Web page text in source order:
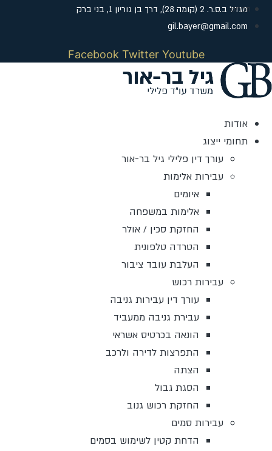
דלג
לתוכן
מגדל ב.ס.ר. 2 (קומה 28), דרך בן גוריון 1, בני ברק
gil.bayer@gmail.com
Facebook Twitter Youtube
אודות
תחומי ייצוג
עורך דין פלילי גיל בר-אור
עבירות אלימות
איומים
אלימות במשפחה
החזקת סכין / אולר
הטרדה טלפונית
העלבת עובד ציבור
עבירות רכוש
עורך דין עבירות גניבה
עבירת גניבה ממעביד
הונאה בכרטיס אשראי
התפרצות לדירה ולרכב
הצתה
הסגת גבול
החזקת רכוש גנוב
עבירות סמים
הדחת קטין לשימוש בסמים